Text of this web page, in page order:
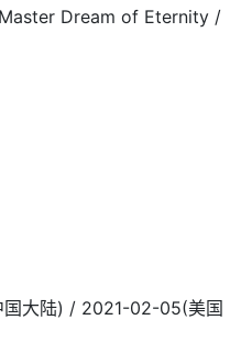
Dream of Eternity /
大陆) / 2021-02-05(美国